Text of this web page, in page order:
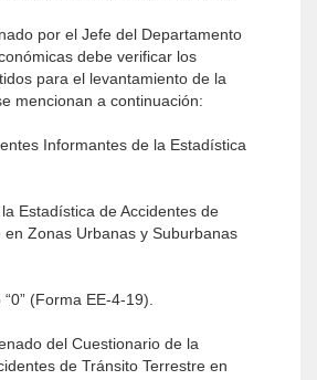
por el Jefe del Departamento
debe verificar los
para el levantamiento de la
mencionan a continuación:
Informantes de la Estadística
Estadística de Accidentes de
en Zonas Urbanas y Suburbanas
(Forma EE-4-19).
del Cuestionario de la
de Tránsito Terrestre en